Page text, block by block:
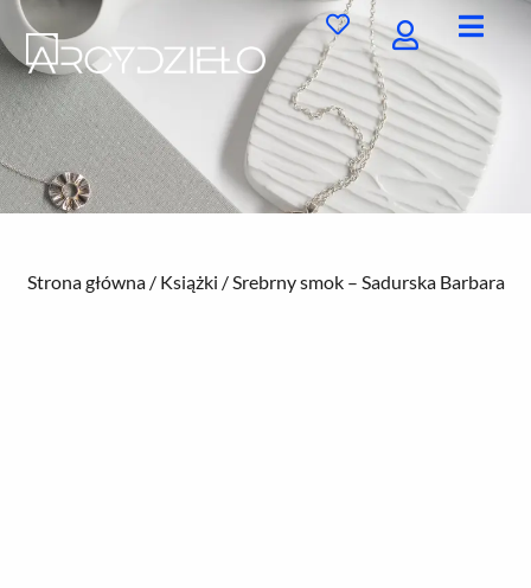
Przejdź
do
treści
Strona główna / Książki / Srebrny smok – Sadurska Barbara